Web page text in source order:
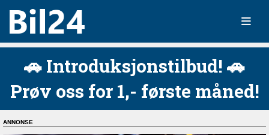
🚗 Introduksjonstilbud! 🚗
Prøv oss for 1,- første måned!